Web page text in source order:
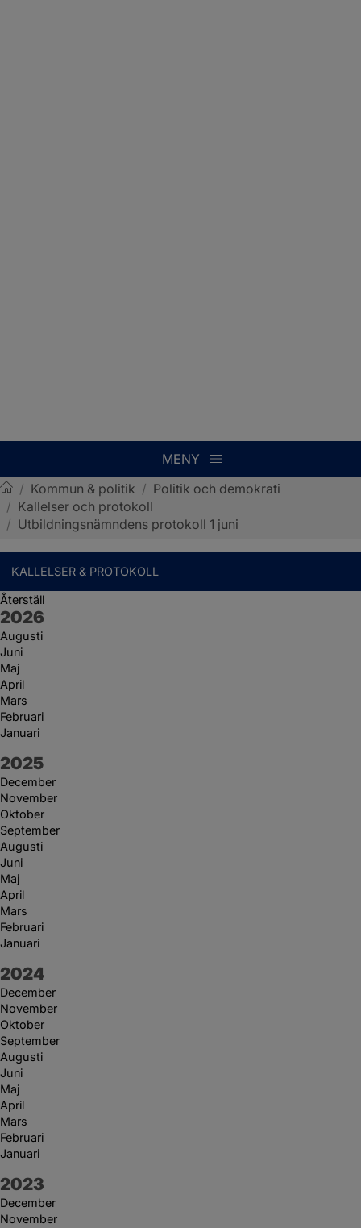
MENY
Sotenäs kommun
/ Kommun & politik / Politik och demokrati
/ Kallelser och protokoll
/ Utbildningsnämndens protokoll 1 juni
KALLELSER & PROTOKOLL
Återställ
År:
2026
Augusti
Juni
Maj
April
Mars
Februari
Januari
År:
2025
December
November
Oktober
September
Augusti
Juni
Maj
April
Mars
Februari
Januari
År:
2024
December
November
Oktober
September
Augusti
Juni
Maj
April
Mars
Februari
Januari
År:
2023
December
November